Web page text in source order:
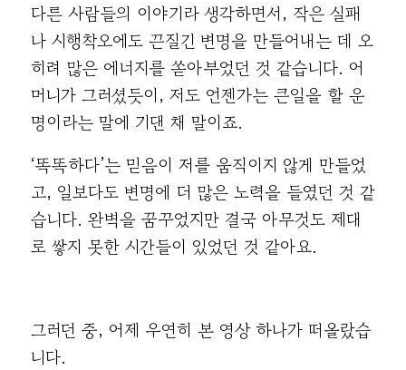
다른 사람들의 이야기라 생각하면서, 작은 실패
나 시행착오에도 끈질긴 변명을 만들어내는 데 오
히려 많은 에너지를 쏟아부었던 것 같습니다. 어
머니가 그러셨듯이, 저도 언젠가는 큰일을 할 운
명이라는 말에 기댄 채 말이죠.
‘똑똑하다’는 믿음이 저를 움직이지 않게 만들었
고, 일보다도 변명에 더 많은 노력을 들였던 것 같
습니다. 완벽을 꿈꾸었지만 결국 아무것도 제대
로 쌓지 못한 시간들이 있었던 것 같아요.
그러던 중, 어제 우연히 본 영상 하나가 떠올랐습
니다.